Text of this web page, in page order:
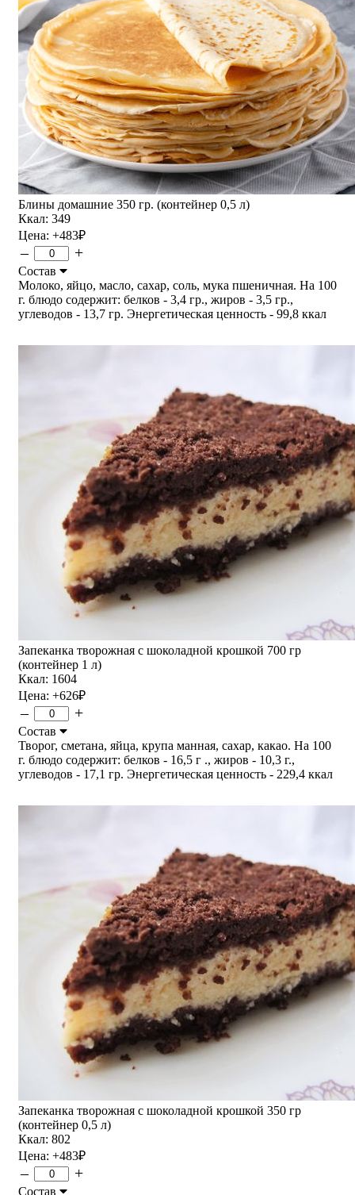
Блины домашние 350 гр. (контейнер 0,5 л)
Ккал: 349
Цена: +483₽
– +
Состав
Молоко, яйцо, масло, сахар, соль, мука пшеничная. На 100
г. блюдо содержит: белков - 3,4 гр., жиров - 3,5 гр.,
углеводов - 13,7 гр. Энергетическая ценность - 99,8 ккал
Запеканка творожная с шоколадной крошкой 700 гр
(контейнер 1 л)
Ккал: 1604
Цена: +626₽
– +
Состав
Творог, сметана, яйца, крупа манная, сахар, какао. На 100
г. блюдо содержит: белков - 16,5 г ., жиров - 10,3 г.,
углеводов - 17,1 гр. Энергетическая ценность - 229,4 ккал
Запеканка творожная с шоколадной крошкой 350 гр
(контейнер 0,5 л)
Ккал: 802
Цена: +483₽
– +
Состав